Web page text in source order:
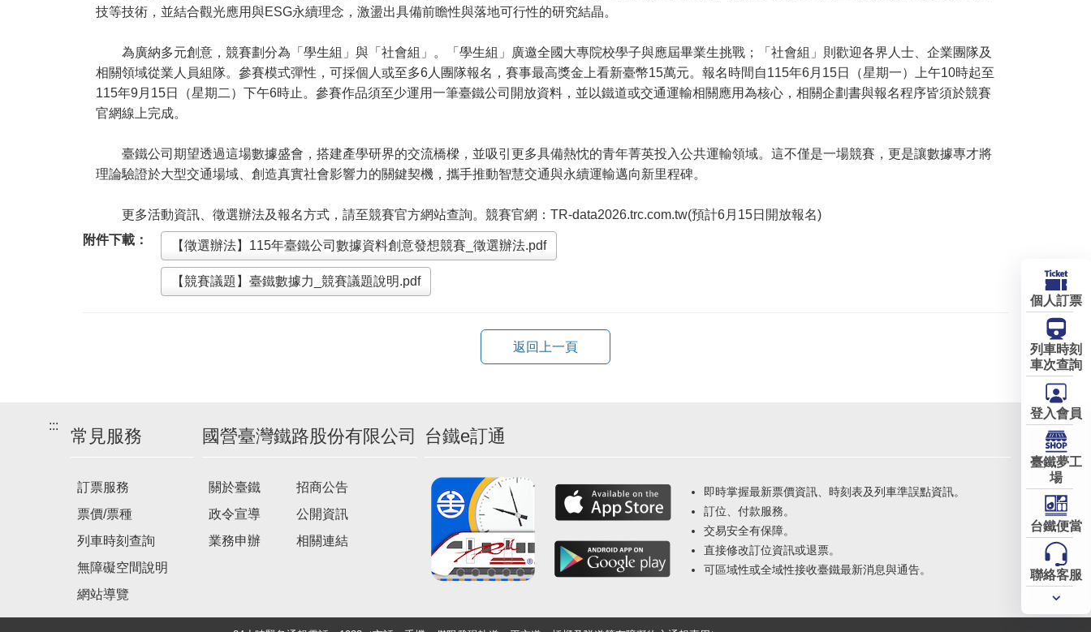
技等技術，並結合觀光應用與ESG永續理念，激盪出具備前瞻性與落地可行性的研究結晶。
為廣納多元創意，競賽劃分為「學生組」與「社會組」。「學生組」廣邀全國大專院校學子與應屆畢業生挑戰；「社會組」則歡迎各界人士、企業團隊及
相關領域從業人員組隊。參賽模式彈性，可採個人或至多6人團隊報名，賽事最高獎金上看新臺幣15萬元。報名時間自115年6月15日（星期一）上午10時起至
115年9月15日（星期二）下午6時止。參賽作品須至少運用一筆臺鐵公司開放資料，並以鐵道或交通運輸相關應用為核心，相關企劃書與報名程序皆須於競賽
官網線上完成。
臺鐵公司期望透過這場數據盛會，搭建產學研界的交流橋樑，並吸引更多具備熱忱的青年菁英投入公共運輸領域。這不僅是一場競賽，更是讓數據專才將
理論驗證於大型交通場域、創造真實社會影響力的關鍵契機，攜手推動智慧交通與永續運輸邁向新里程碑。
更多活動資訊、徵選辦法及報名方式，請至競賽官方網站查詢。競賽官網：TR-data2026.trc.com.tw(預計6月15日開放報名)
附件下載：
【徵選辦法】115年臺鐵公司數據資料創意發想競賽_徵選辦法.pdf
【競賽議題】臺鐵數據力_競賽議題說明.pdf
返回上一頁
:::
常見服務
訂票服務
票價/票種
列車時刻查詢
無障礙空間說明
網站導覽
國營臺灣鐵路股份有限公司
關於臺鐵
政令宣導
業務申辦
招商公告
公開資訊
相關連結
台鐵e訂通
即時掌握最新票價資訊、時刻表及列車準誤點資訊。
訂位、付款服務。
交易安全有保障。
直接修改訂位資訊或退票。
可區域性或全域性接收臺鐵最新消息與通告。
個人訂票
列車時刻
車次查詢
登入會員
臺鐵夢工
場
台鐵便當
聯絡客服
常用